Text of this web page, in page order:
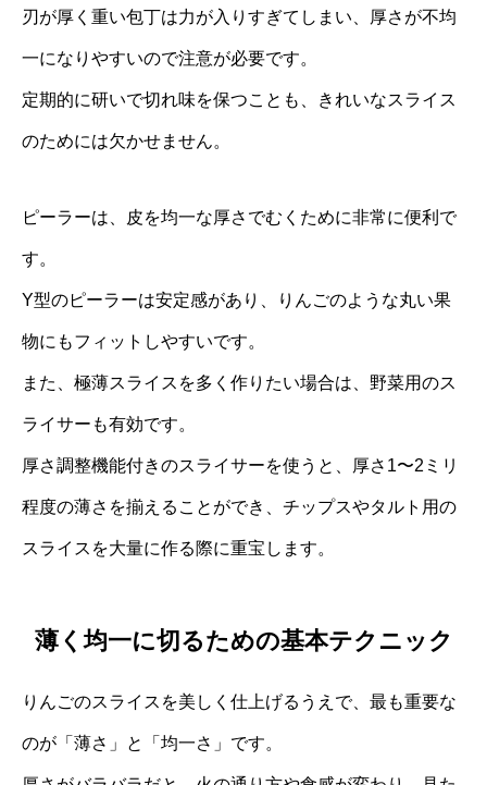
刃が厚く重い包丁は力が入りすぎてしまい、厚さが不均
一になりやすいので注意が必要です。
定期的に研いで切れ味を保つことも、きれいなスライス
のためには欠かせません。
ピーラーは、皮を均一な厚さでむくために非常に便利で
す。
Y型のピーラーは安定感があり、りんごのような丸い果
物にもフィットしやすいです。
また、極薄スライスを多く作りたい場合は、野菜用のス
ライサーも有効です。
厚さ調整機能付きのスライサーを使うと、厚さ1〜2ミリ
程度の薄さを揃えることができ、チップスやタルト用の
スライスを大量に作る際に重宝します。
薄く均一に切るための基本テクニック
りんごのスライスを美しく仕上げるうえで、最も重要な
のが「薄さ」と「均一さ」です。